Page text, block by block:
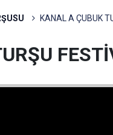
KANAL A ÇUBUK